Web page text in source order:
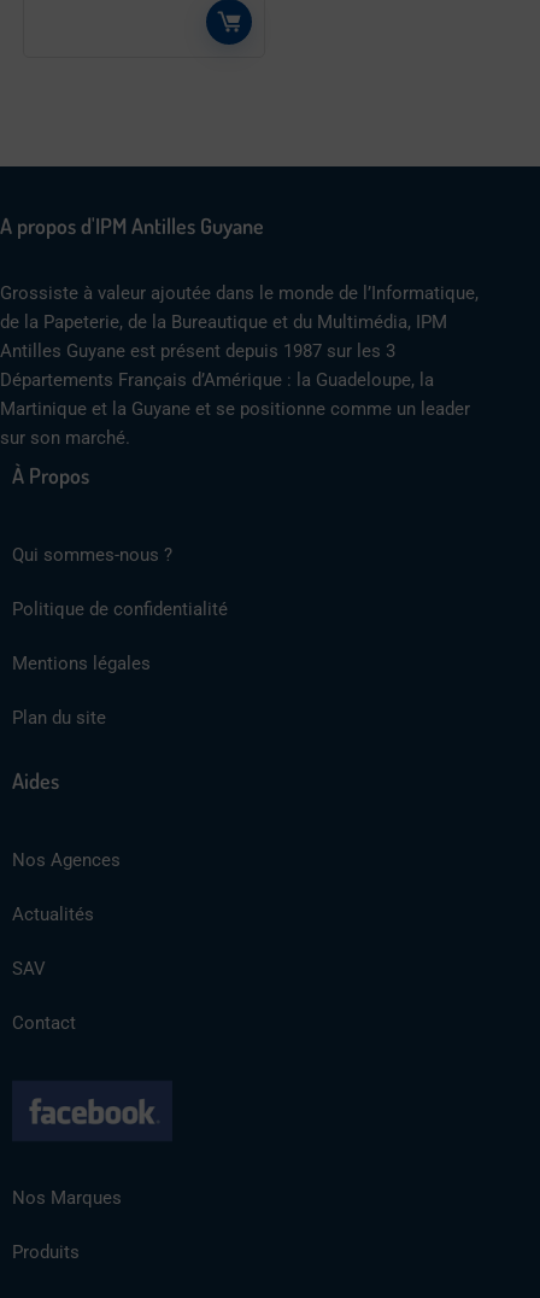
A propos d'IPM Antilles Guyane
Grossiste à valeur ajoutée dans le monde de l’Informatique,
de la Papeterie, de la Bureautique et du Multimédia, IPM
Antilles Guyane est présent depuis 1987 sur les 3
Départements Français d’Amérique : la Guadeloupe, la
Martinique et la Guyane et se positionne comme un leader
sur son marché.
À Propos
Qui sommes-nous ?
Politique de confidentialité
Mentions légales
Plan du site
Aides
Nos Agences
Actualités
SAV
Contact
Nos Marques
Produits